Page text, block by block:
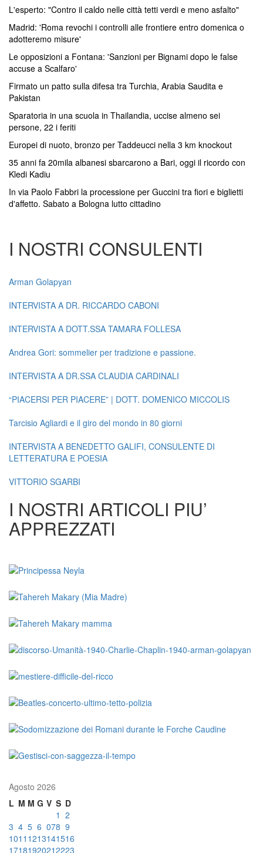
L'esperto: "Contro il caldo nelle città tetti verdi e meno asfalto"
Madrid: 'Roma revochi i controlli alle frontiere entro domenica o
adotteremo misure'
Le opposizioni a Fontana: 'Sanzioni per Bignami dopo le false
accuse a Scalfaro'
Firmato un patto sulla difesa tra Turchia, Arabia Saudita e
Pakistan
Sparatoria in una scuola in Thailandia, uccise almeno sei
persone, 22 i feriti
Europei di nuoto, bronzo per Taddeucci nella 3 km knockout
35 anni fa 20mila albanesi sbarcarono a Bari, oggi il ricordo con
Kledi Kadiu
In via Paolo Fabbri la processione per Guccini tra fiori e biglietti
d'affetto. Sabato a Bologna lutto cittadino
I NOSTRI CONSULENTI
Arman Golapyan
INTERVISTA A DR. RICCARDO CABONI
INTERVISTA A DOTT.SSA TAMARA FOLLESA
Andrea Gori: sommelier per tradizione e passione.
INTERVISTA A DR.SSA CLAUDIA CARDINALI
“PIACERSI PER PIACERE” | DOTT. DOMENICO MICCOLIS
Tarcisio Agliardi e il giro del mondo in 80 giorni
INTERVISTA A BENEDETTO GALIFI, CONSULENTE DI
LETTERATURA E POESIA
VITTORIO SGARBI
I NOSTRI ARTICOLI PIU’
APPREZZATI
Agosto 2026
L M M G V S D
1 2
3 4 5 6 078 9
1011 1213141516
17181920212223